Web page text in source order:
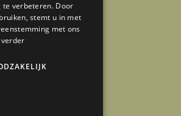
verbeteren. Door
stemt u in met
met ons
verder